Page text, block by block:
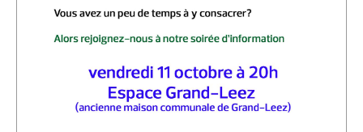
Salle du 1er étage (Photos)
Salle du 2d étage (Photos)
Médias
Diaporama